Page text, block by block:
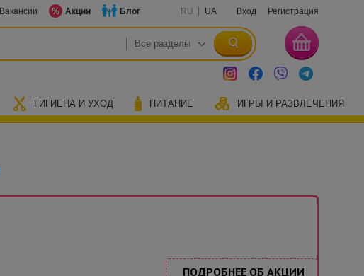
Вакансии Акции Блог RU UA Вход Регистрация
ГИГИЕНА И УХОД ПИТАНИЕ ИГРЫ И РАЗВЛЕЧЕНИЯ
ПОДРОБНЕЕ ОБ АКЦИИ